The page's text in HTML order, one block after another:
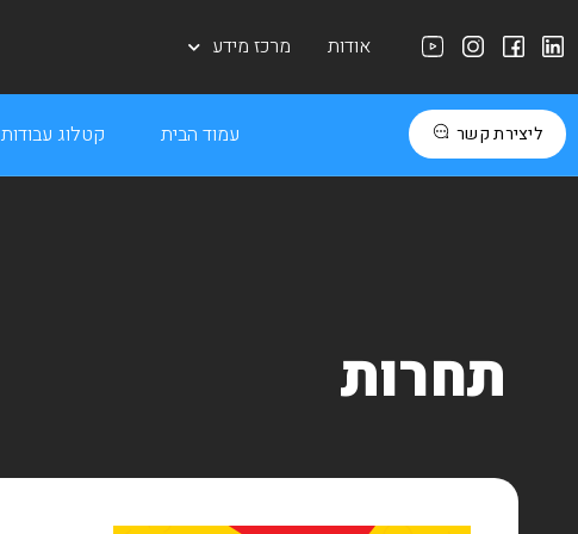
אודות מרכז מידע
ליצירת קשר עמוד הבית קטלוג עבודות
תחרות